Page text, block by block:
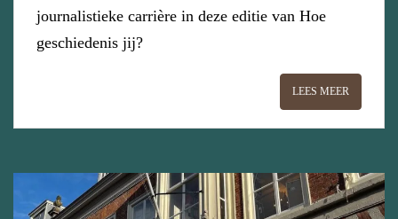
journalistieke carrière in deze editie van Hoe
geschiedenis jij?
LEES MEER